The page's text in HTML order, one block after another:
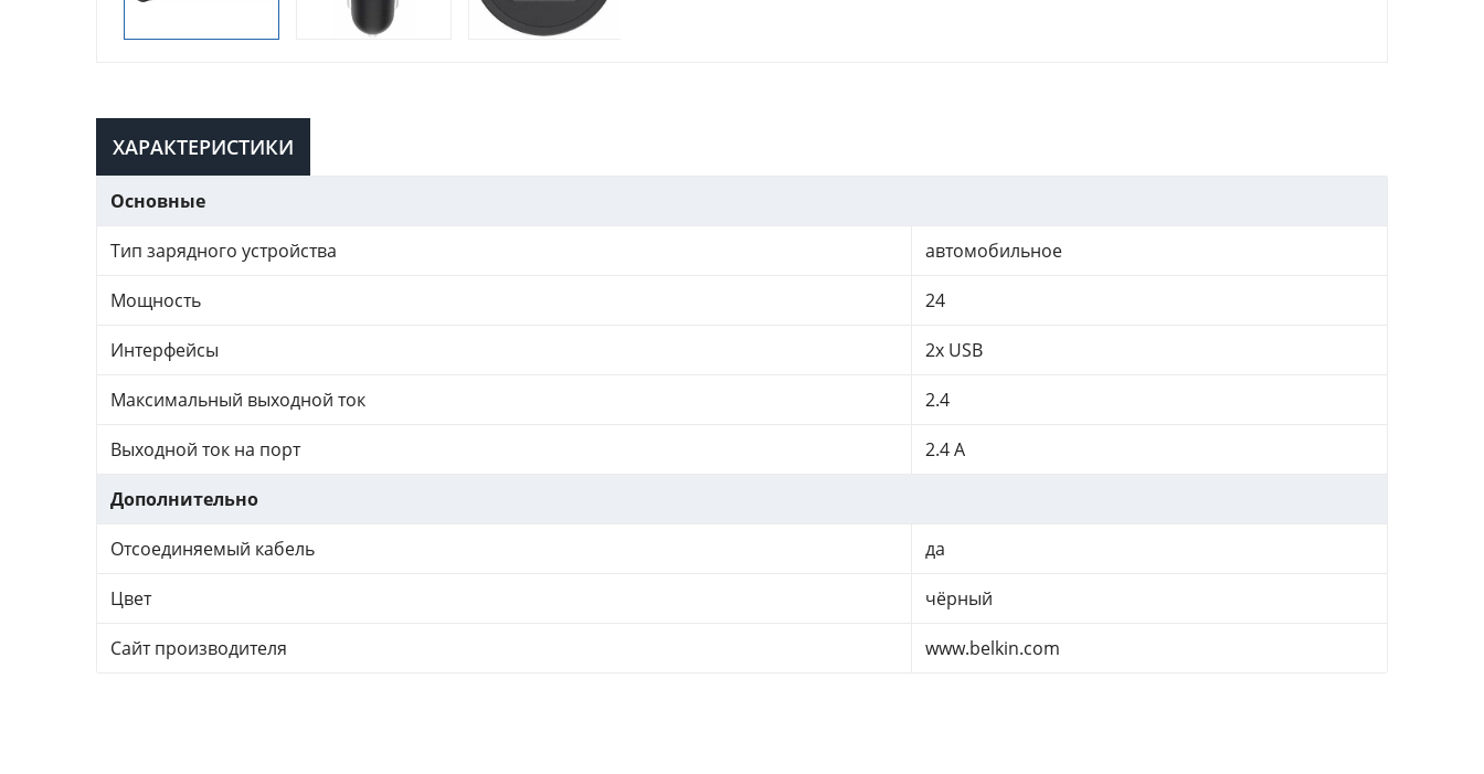
ХАРАКТЕРИСТИКИ
Основные
Тип зарядного устройства автомобильное
Мощность 24
Интерфейсы 2x USB
Максимальный выходной ток 2.4
Выходной ток на порт 2.4 A
Дополнительно
Отсоединяемый кабель да
Цвет чёрный
Сайт производителя www.belkin.com